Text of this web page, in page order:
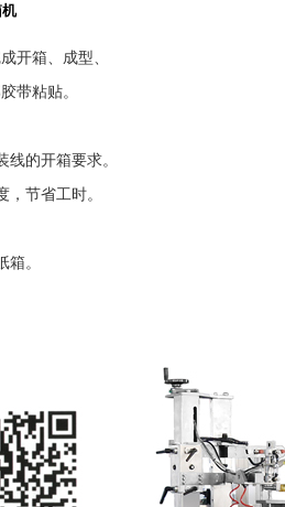
开箱、成型、
带粘贴。
的开箱要求。
节省工时。
。